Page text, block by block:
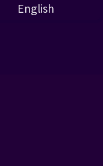
English